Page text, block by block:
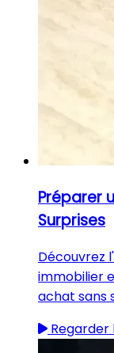
Préparer
Surprises
Découvrez
immobilier
achat sans
Regarder